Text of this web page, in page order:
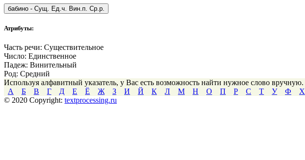
бабино - Сущ. Ед.ч. Вин.п. Ср.р.
Атрибуты:
Часть речи: Существительное
Число: Единственное
Падеж: Винительный
Род: Средний
Используя алфавитный указатель, у Вас есть возможность найти нужное слово вручную.
А
Б В Г Д Е Ё Ж З И Й К Л М Н О П Р С Т У Ф Х
© 2020 Copyright: textprocessing.ru